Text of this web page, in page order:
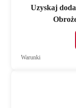
Uzyskaj
Warunki